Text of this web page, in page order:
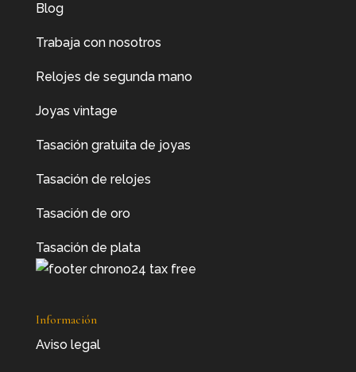
Blog
Trabaja con nosotros
Relojes de segunda mano
Joyas vintage
Tasación gratuita de joyas
Tasación de relojes
Tasación de oro
Tasación de plata
Información
Aviso legal